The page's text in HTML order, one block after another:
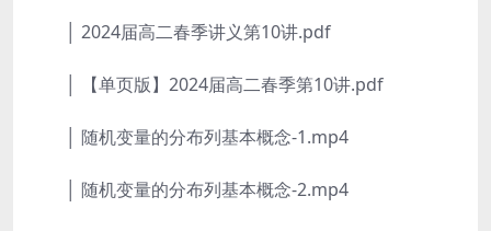
│ 2024届高二春季讲义第10讲.pdf
│ 【单页版】2024届高二春季第10讲.pdf
│ 随机变量的分布列基本概念-1.mp4
│ 随机变量的分布列基本概念-2.mp4